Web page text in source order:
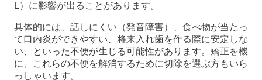
L）に影響が出ることがあります。
具体的には、話しにくい（発音障害）、食べ物が当たっ
て口内炎ができやすい、将来入れ歯を作る際に安定しな
い、といった不便が生じる可能性があります。矯正を機
に、これらの不便を解消するために切除を選ぶ方もいら
っしゃいます。